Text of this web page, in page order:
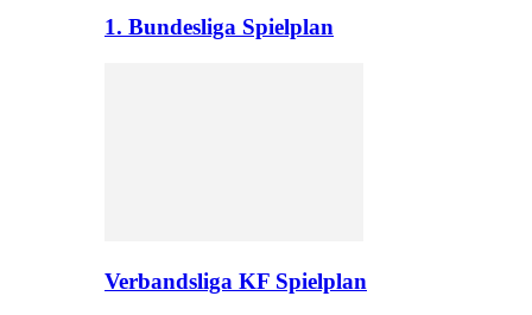
1. Bundesliga Spielplan
Verbandsliga KF Spielplan